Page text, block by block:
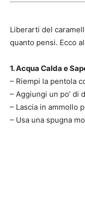
Liberarti del
quanto pensi. Ecco
1. Acqua Calda e
– Riempi la pentola
– Aggiungi un po’ di
– Lascia in ammollo
– Usa una spugna